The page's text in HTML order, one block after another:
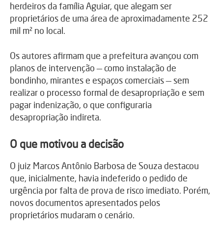
herdeiros da família Aguiar, que alegam ser
proprietários de uma área de aproximadamente 252
mil m² no local.
Os autores afirmam que a prefeitura avançou com
planos de intervenção — como instalação de
bondinho, mirantes e espaços comerciais — sem
realizar o processo formal de desapropriação e sem
pagar indenização, o que configuraria
desapropriação indireta.
O que motivou a decisão
O juiz Marcos Antônio Barbosa de Souza destacou
que, inicialmente, havia indeferido o pedido de
urgência por falta de prova de risco imediato. Porém,
novos documentos apresentados pelos
proprietários mudaram o cenário.